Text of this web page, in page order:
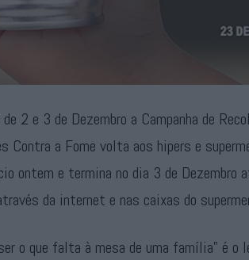
2 e 3 de Dezembro a Campanha de
Contra a Fome volta aos hipers e
ontem e termina no dia 3 de Dezembro
da internet e nas caixas do
o que falta à mesa de uma família” é o